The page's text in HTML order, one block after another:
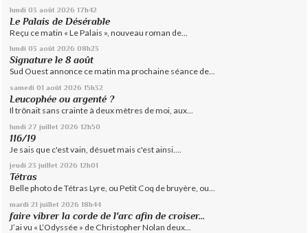
lundi 03 août 2026 17h42
Le Palais de Désérable
Reçu ce matin « Le Palais », nouveau roman de...
lundi 03 août 2026 08h23
Signature le 8 août
Sud Ouest annonce ce matin ma prochaine séance de...
samedi 01 août 2026 15h32
Leucophée ou argenté ?
Il trônait sans crainte à deux mètres de moi, aux...
lundi 27 juillet 2026 12h50
116/19
Je sais que c'est vain, désuet mais c'est ainsi....
jeudi 23 juillet 2026 12h01
Tétras
Belle photo de Tétras Lyre, ou Petit Coq de bruyère, ou...
mardi 21 juillet 2026 18h44
faire vibrer la corde de l'arc afin de croiser...
J’ai vu « L’Odyssée » de Christopher Nolan deux...